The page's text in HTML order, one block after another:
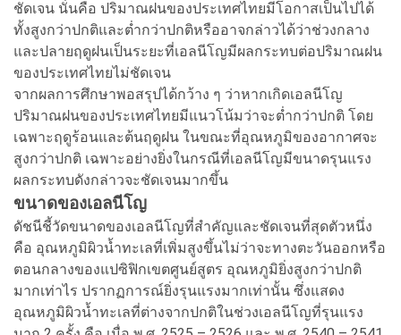
ชัดเจน นั่นคือ ปริมาณฝนของประเทศไทยมีโอกาสเป็นไปได้
ทั้งสูงกว่าปกติและต่ำกว่าปกติหรืออาจกล่าวได้ว่าช่วงกลาง
และปลายฤดูฝนเป็นระยะที่เอลนีโญมีผลกระทบต่อปริมาณฝน
ของประเทศไทยไม่ชัดเจน
จากผลการศึกษาพอสรุปได้กว้าง ๆ ว่าหากเกิดเอลนีโญ
ปริมาณฝนของประเทศไทยมีแนวโน้มว่าจะต่ำกว่าปกติ โดย
เฉพาะฤดูร้อนและต้นฤดูฝน ในขณะที่อุณหภูมิของอากาศจะ
สูงกว่าปกติ เฉพาะอย่างยิ่งในกรณีที่เอลนีโญมีขนาดรุนแรง
ผลกระทบดังกล่าวจะชัดเจนมากขึ้น
ขนาดของเอลนีโญ
ดัชนีชี้วัดขนาดของเอลนีโญที่สำคัญและชัดเจนที่สุดตัวหนึ่ง
คือ อุณหภูมิผิวน้ำทะเลที่เพิ่มสูงขึ้นไม่ว่าจะทางตะวันออกหรือ
ตอนกลางของแปซิฟิกเขตศูนย์สูตร อุณหภูมิยิ่งสูงกว่าปกติ
มากเท่าไร ปรากฏการณ์ยิ่งรุนแรงมากเท่านั้น ซึ่งแสดง
อุณหภูมิผิวน้ำทะเลที่ต่างจากปกติในช่วงเอลนีโญที่รุนแรง